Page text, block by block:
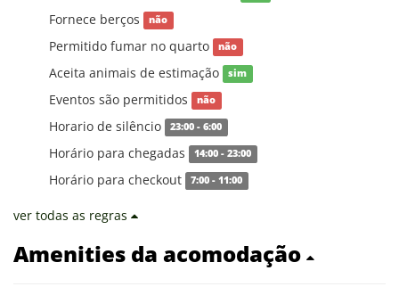
Fornece berços não
Permitido fumar no quarto não
Aceita animais de estimação sim
Eventos são permitidos não
Horario de silêncio 23:00 - 6:00
Horário para chegadas 14:00 - 23:00
Horário para checkout 7:00 - 11:00
ver todas as regras
Amenities da acomodação